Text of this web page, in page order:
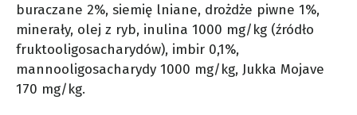
buraczane 2%, siemię lniane, drożdże piwne 1%,
minerały, olej z ryb, inulina 1000 mg/kg (źródło
fruktooligosacharydów), imbir 0,1%,
mannooligosacharydy 1000 mg/kg, Jukka Mojave
170 mg/kg.